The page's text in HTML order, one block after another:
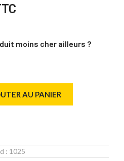
moins cher ailleurs ?
AU PANIER
: 1025